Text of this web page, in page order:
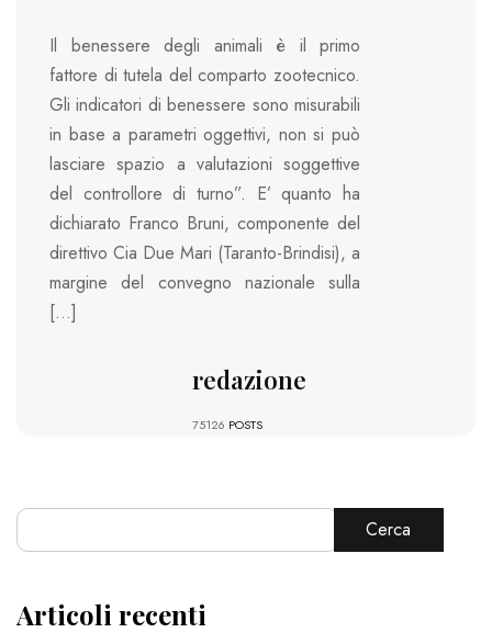
Il benessere degli animali è il primo
fattore di tutela del comparto zootecnico.
Gli indicatori di benessere sono misurabili
in base a parametri oggettivi, non si può
lasciare spazio a valutazioni soggettive
del controllore di turno”. E’ quanto ha
dichiarato Franco Bruni, componente del
direttivo Cia Due Mari (Taranto-Brindisi), a
margine del convegno nazionale sulla
[…]
redazione
75126 POSTS
Cerca
Articoli recenti